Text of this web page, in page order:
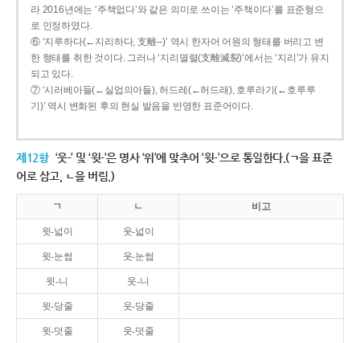
라 2016년에는 ‘주책없다’와 같은 의미로 쓰이는 ‘주책이다’를 표준형으
로 인정하였다.
⑥ ‘지루하다(←지리하다, 支離--)’ 역시 한자어 어원의 형태를 버리고 변
한 형태를 취한 것이다. 그러나 ‘지리멸렬(支離滅裂)’에서는 ‘지리’가 유지
되고 있다.
⑦ ‘시러베아들(←실업의아들), 허드레(←허드래), 호루라기(←호루루
기)’ 역시 변화된 후의 현실 발음을 반영한 표준어이다.
제12항 ‘웃-’ 및 ‘윗-’은 명사 ‘위’에 맞추어 ‘윗-’으로 통일한다.(ㄱ을 표준
어로 삼고, ㄴ을 버림.)
ㄱ ㄴ 비고
윗-넓이 웃-넓이
윗-눈썹 웃-눈썹
윗-니 웃-니
윗-당줄 웃-당줄
윗-덧줄 웃-덧줄